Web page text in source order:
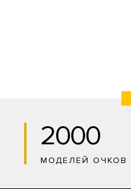
2000
МОДЕЛЕЙ ОЧКОВ